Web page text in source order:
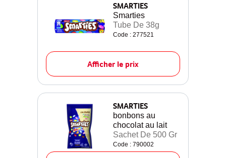
SMARTIES
Smarties
Tube De 38g
Code : 277521
Afficher le prix
SMARTIES
bonbons au
chocolat au lait
Sachet De 500 Gr
Code : 790002